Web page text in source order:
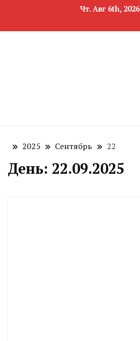
Чт. Авг 6th, 2026
2025 Сентябрь 22
День: 22.09.2025